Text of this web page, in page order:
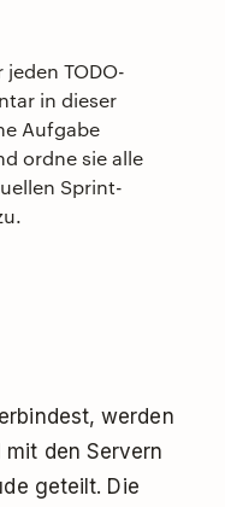
jeden TODO-
in dieser
Aufgabe
ordne sie alle
Sprint-
werden
den Servern
geteilt. Die